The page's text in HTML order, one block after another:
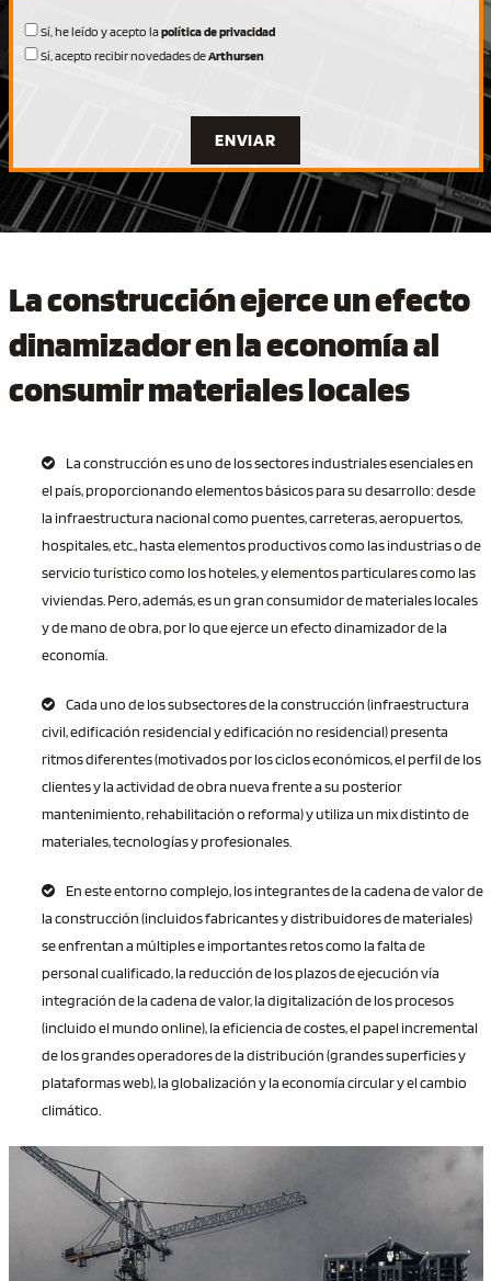
Sí, he leído y acepto lapolítica de privacidad
Sí, acepto recibir novedades deArthursen
La construcción ejerce un efecto
dinamizador en la economía al
consumir materiales locales
La construcción es uno de los sectores industriales esenciales en
el país, proporcionando elementos básicos para su desarrollo: desde
la infraestructura nacional como puentes, carreteras, aeropuertos,
hospitales, etc., hasta elementos productivos como las industrias o de
servicio turístico como los hoteles, y elementos particulares como las
viviendas. Pero, además, es un gran consumidor de materiales locales
y de mano de obra, por lo que ejerce un efecto dinamizador de la
economía.
Cada uno de los subsectores de la construcción (infraestructura
civil, edificación residencial y edificación no residencial) presenta
ritmos diferentes (motivados por los ciclos económicos, el perfil de los
clientes y la actividad de obra nueva frente a su posterior
mantenimiento, rehabilitación o reforma) y utiliza un mix distinto de
materiales, tecnologías y profesionales.
En este entorno complejo, los integrantes de la cadena de valor de
la construcción (incluidos fabricantes y distribuidores de materiales)
se enfrentan a múltiples e importantes retos como la falta de
personal cualificado, la reducción de los plazos de ejecución vía
integración de la cadena de valor, la digitalización de los procesos
(incluido el mundo online), la eficiencia de costes, el papel incremental
de los grandes operadores de la distribución (grandes superficies y
plataformas web), la globalización y la economía circular y el cambio
climático.